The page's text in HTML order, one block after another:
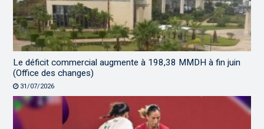
Le déficit commercial augmente à 198,38 MMDH à fin juin
(Office des changes)
31/07/2026